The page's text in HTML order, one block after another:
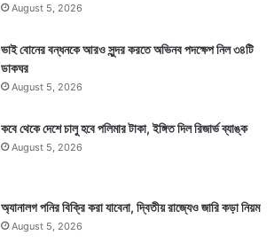
August 5, 2026
ভাই বোনের বন্ধনকে আরও সুন্দর করতে অভিনব পদক্ষেপ নিল ৩৪টি
ডাকঘর
August 5, 2026
কবে থেকে দেশে চালু হবে পলিমার টাকা, ইঙ্গিত দিল রিজার্ভ ব্যাঙ্ক
August 5, 2026
অ্যানালগ পনির বিক্রি করা যাবেনা, দ্বিতীয় রাজ্যেও জারি কড়া নিয়ম
August 5, 2026